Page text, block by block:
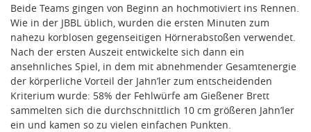
Beide Teams gingen von Beginn an hochmotiviert ins Rennen.
Wie in der JBBL üblich, wurden die ersten Minuten zum
nahezu korblosen gegenseitigen Hörnerabstoßen verwendet.
Nach der ersten Auszeit entwickelte sich dann ein
ansehnliches Spiel, in dem mit abnehmender Gesamtenergie
der körperliche Vorteil der Jahn’ler zum entscheidenden
Kriterium wurde: 58% der Fehlwürfe am Gießener Brett
sammelten sich die durchschnittlich 10 cm größeren Jahn’ler
ein und kamen so zu vielen einfachen Punkten.